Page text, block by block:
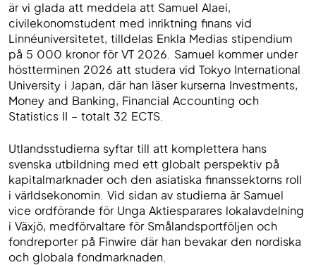
är vi glada att meddela att Samuel Alaei,
civilekonomstudent med inriktning finans vid
Linnéuniversitetet, tilldelas Enkla Medias stipendium
på 5 000 kronor för VT 2026. Samuel kommer under
höstterminen 2026 att studera vid Tokyo International
University i Japan, där han läser kurserna Investments,
Money and Banking, Financial Accounting och
Statistics II – totalt 32 ECTS.
Utlandsstudierna syftar till att komplettera hans
svenska utbildning med ett globalt perspektiv på
kapitalmarknader och den asiatiska finanssektorns roll
i världsekonomin. Vid sidan av studierna är Samuel
vice ordförande för Unga Aktiesparares lokalavdelning
i Växjö, medförvaltare för Smålandsportföljen och
fondreporter på Finwire där han bevakar den nordiska
och globala fondmarknaden.